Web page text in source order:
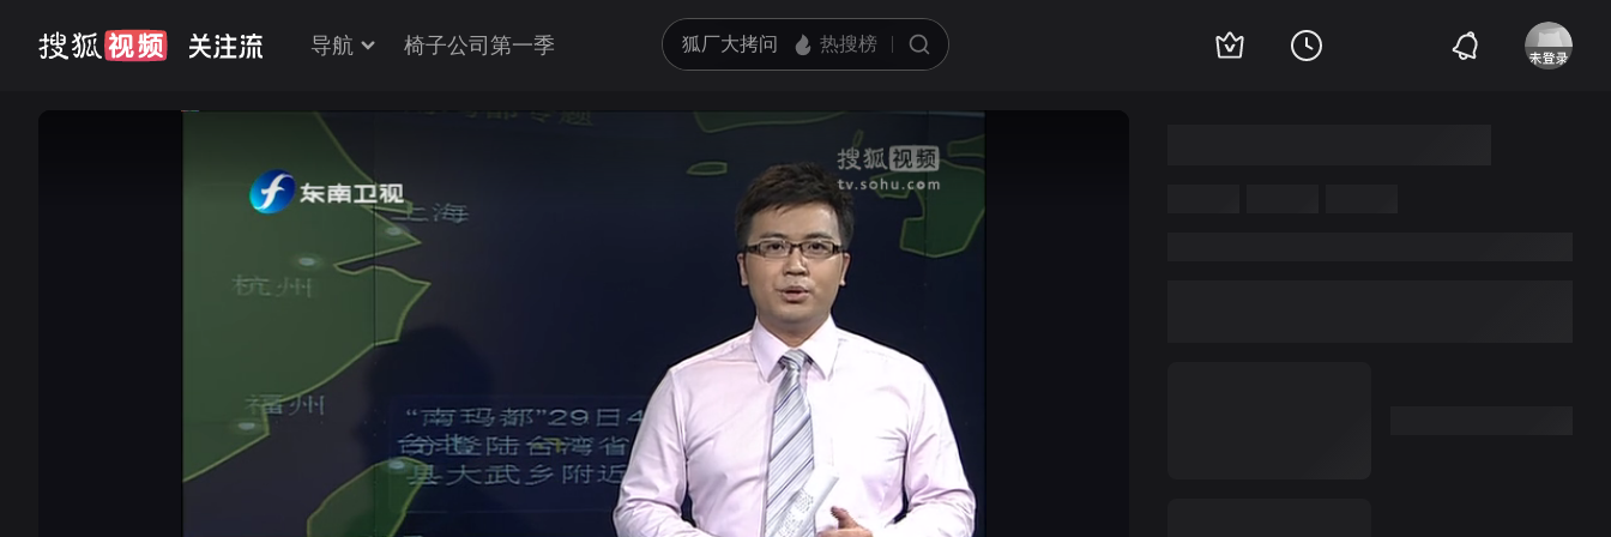
导航 椅子公司第一季
循环播放
跳过片头片尾
亮度
饱和度
对比度